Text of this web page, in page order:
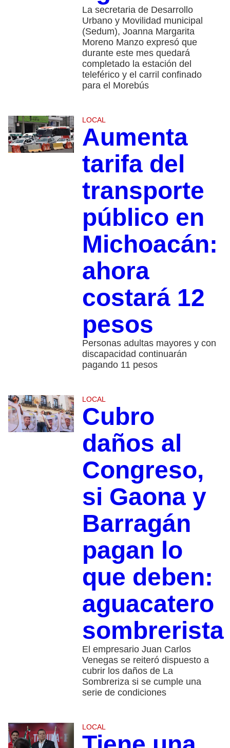
La secretaria de Desarrollo
Urbano y Movilidad municipal
(Sedum), Joanna Margarita
Moreno Manzo expresó que
durante este mes quedará
completado la estación del
teleférico y el carril confinado
para el Morebús
LOCAL
Aumenta
tarifa del
transporte
público en
Michoacán:
ahora
costará 12
pesos
Personas adultas mayores y con
discapacidad continuarán
pagando 11 pesos
LOCAL
Cubro
daños al
Congreso,
si Gaona y
Barragán
pagan lo
que deben:
aguacatero
sombrerista
El empresario Juan Carlos
Venegas se reiteró dispuesto a
cubrir los daños de La
Sombreriza si se cumple una
serie de condiciones
LOCAL